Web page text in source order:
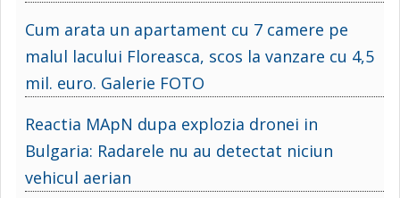
Cum arata un apartament cu 7 camere pe
malul lacului Floreasca, scos la vanzare cu 4,5
mil. euro. Galerie FOTO
Reactia MApN dupa explozia dronei in
Bulgaria: Radarele nu au detectat niciun
vehicul aerian